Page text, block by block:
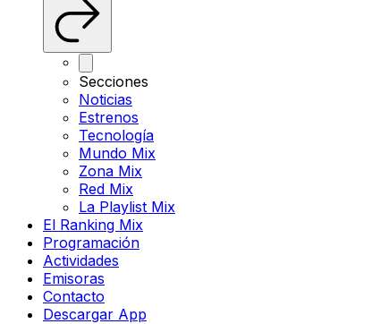
Secciones
Noticias
Estrenos
Tecnología
Mundo Mix
Zona Mix
Red Mix
La Playlist Mix
El Ranking Mix
Programación
Actividades
Emisoras
Contacto
Descargar App